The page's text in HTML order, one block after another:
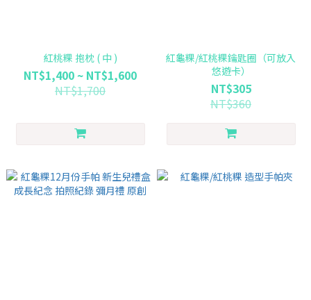
紅桃粿 抱枕 ( 中 )
NT$1,400 ~ NT$1,600
NT$1,700
紅龜粿/紅桃粿鑰匙圈（可放入
悠遊卡）
NT$305
NT$360